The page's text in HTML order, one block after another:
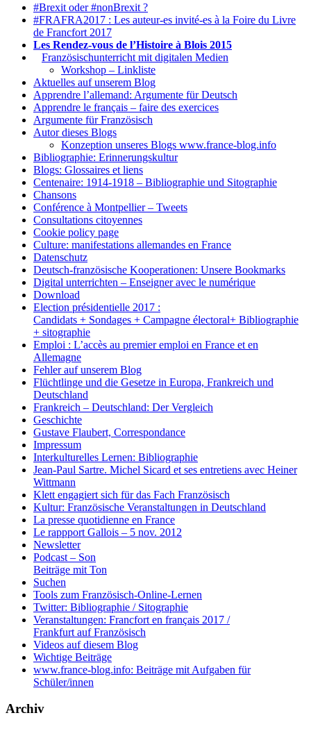
#Brexit oder #nonBrexit ?
#FRAFRA2017 : Les auteur-es invité-es à la Foire du Livre
de Francfort 2017
Les Rendez-vous de l’Histoire à Blois 2015
Französischunterricht mit digitalen Medien
Workshop – Linkliste
Aktuelles auf unserem Blog
Apprendre l’allemand: Argumente für Deutsch
Apprendre le français – faire des exercices
Argumente für Französisch
Autor dieses Blogs
Konzeption unseres Blogs www.france-blog.info
Bibliographie: Erinnerungskultur
Blogs: Glossaires et liens
Centenaire: 1914-1918 – Bibliographie und Sitographie
Chansons
Conférence à Montpellier – Tweets
Consultations citoyennes
Cookie policy page
Culture: manifestations allemandes en France
Datenschutz
Deutsch-französische Kooperationen: Unsere Bookmarks
Digital unterrichten – Enseigner avec le numérique
Download
Election présidentielle 2017 :
Candidats + Sondages + Campagne électoral+ Bibliographie
+ sitographie
Emploi : L’accès au premier emploi en France et en
Allemagne
Fehler auf unserem Blog
Flüchtlinge und die Gesetze in Europa, Frankreich und
Deutschland
Frankreich – Deutschland: Der Vergleich
Geschichte
Gustave Flaubert, Correspondance
Impressum
Interkulturelles Lernen: Bibliographie
Jean-Paul Sartre. Michel Sicard et ses entretiens avec Heiner
Wittmann
Klett engagiert sich für das Fach Französisch
Kultur: Französische Veranstaltungen in Deutschland
La presse quotidienne en France
Le rappport Gallois – 5 nov. 2012
Newsletter
Podcast – Son
Beiträge mit Ton
Suchen
Tools zum Französisch-Online-Lernen
Twitter: Bibliographie / Sitographie
Veranstaltungen: Francfort en français 2017 /
Frankfurt auf Französisch
Videos auf diesem Blog
Wichtige Beiträge
www.france-blog.info: Beiträge mit Aufgaben für
Schüler/innen
Archiv